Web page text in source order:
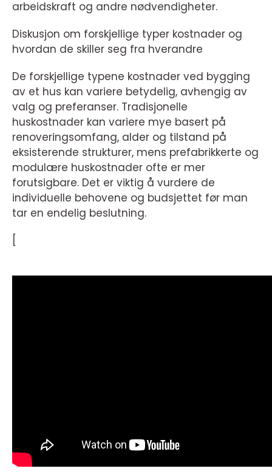
arbeidskraft og andre nødvendigheter.
Diskusjon om forskjellige typer kostnader og
hvordan de skiller seg fra hverandre
De forskjellige typene kostnader ved bygging
av et hus kan variere betydelig, avhengig av
valg og preferanser. Tradisjonelle
huskostnader kan variere mye basert på
renoveringsomfang, alder og tilstand på
eksisterende strukturer, mens prefabrikkerte og
modulære huskostnader ofte er mer
forutsigbare. Det er viktig å vurdere de
individuelle behovene og budsjettet før man
tar en endelig beslutning.